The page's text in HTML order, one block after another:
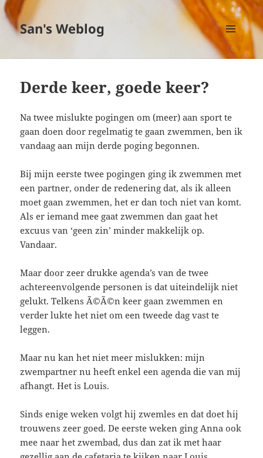
San's Weblog
MENU
EN
Derde keer, goede keer?
Na twee mislukte pogingen om (meer) aan sport te
gaan doen door regelmatig te gaan zwemmen, ben ik
vandaag aan mijn derde poging begonnen.
Bij mijn eerste twee pogingen ging ik zwemmen met
een partner, onder de redenering dat, als ik alleen
moet gaan zwemmen, het er dan toch niet van komt.
Als er iemand mee gaat zwemmen dan gaat het
excuus van ‘geen zin’ minder makkelijk op.
Vandaar.
Maar door zeer drukke agenda’s van de twee
achtereenvolgende personen is dat uiteindelijk niet
gelukt. Telkens Ã©Ã©n keer gaan zwemmen en
verder lukte het niet om een tweede dag vast te
leggen.
Maar nu kan het niet meer mislukken: mijn
zwempartner nu heeft enkel een agenda die van mij
afhangt. Het is Louis.
Sinds enige weken volgt hij zwemles en dat doet hij
trouwens zeer goed. De eerste weken ging Anna ook
mee naar het zwembad, dus dan zat ik met haar